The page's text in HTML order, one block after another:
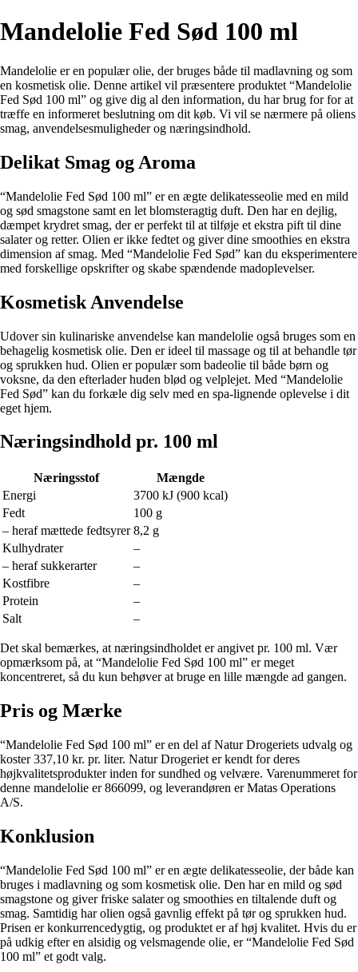
Mandelolie Fed Sød 100 ml
Mandelolie er en populær olie, der bruges både til madlavning og som
en kosmetisk olie. Denne artikel vil præsentere produktet “Mandelolie
Fed Sød 100 ml” og give dig al den information, du har brug for for at
træffe en informeret beslutning om dit køb. Vi vil se nærmere på oliens
smag, anvendelsesmuligheder og næringsindhold.
Delikat Smag og Aroma
“Mandelolie Fed Sød 100 ml” er en ægte delikatesseolie med en mild
og sød smagstone samt en let blomsteragtig duft. Den har en dejlig,
dæmpet krydret smag, der er perfekt til at tilføje et ekstra pift til dine
salater og retter. Olien er ikke fedtet og giver dine smoothies en ekstra
dimension af smag. Med “Mandelolie Fed Sød” kan du eksperimentere
med forskellige opskrifter og skabe spændende madoplevelser.
Kosmetisk Anvendelse
Udover sin kulinariske anvendelse kan mandelolie også bruges som en
behagelig kosmetisk olie. Den er ideel til massage og til at behandle tør
og sprukken hud. Olien er populær som badeolie til både børn og
voksne, da den efterlader huden blød og velplejet. Med “Mandelolie
Fed Sød” kan du forkæle dig selv med en spa-lignende oplevelse i dit
eget hjem.
Næringsindhold pr. 100 ml
Næringsstof
Mængde
Energi
3700 kJ (900 kcal)
Fedt
100 g
– heraf mættede fedtsyrer 8,2 g
Kulhydrater
–
– heraf sukkerarter
–
Kostfibre
–
Protein
–
Salt
–
Det skal bemærkes, at næringsindholdet er angivet pr. 100 ml. Vær
opmærksom på, at “Mandelolie Fed Sød 100 ml” er meget
koncentreret, så du kun behøver at bruge en lille mængde ad gangen.
Pris og Mærke
“Mandelolie Fed Sød 100 ml” er en del af Natur Drogeriets udvalg og
koster 337,10 kr. pr. liter. Natur Drogeriet er kendt for deres
højkvalitetsprodukter inden for sundhed og velvære. Varenummeret for
denne mandelolie er 866099, og leverandøren er Matas Operations
A/S.
Konklusion
“Mandelolie Fed Sød 100 ml” er en ægte delikatesseolie, der både kan
bruges i madlavning og som kosmetisk olie. Den har en mild og sød
smagstone og giver friske salater og smoothies en tiltalende duft og
smag. Samtidig har olien også gavnlig effekt på tør og sprukken hud.
Prisen er konkurrencedygtig, og produktet er af høj kvalitet. Hvis du er
på udkig efter en alsidig og velsmagende olie, er “Mandelolie Fed Sød
100 ml” et godt valg.